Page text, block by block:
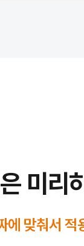
미리
에 맞춰서 적